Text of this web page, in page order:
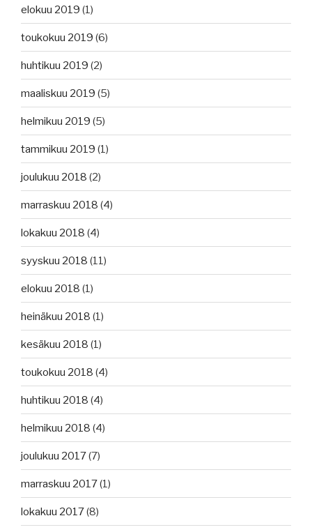
elokuu 2019 (1)
toukokuu 2019 (6)
huhtikuu 2019 (2)
maaliskuu 2019 (5)
helmikuu 2019 (5)
tammikuu 2019 (1)
joulukuu 2018 (2)
marraskuu 2018 (4)
lokakuu 2018 (4)
syyskuu 2018 (11)
elokuu 2018 (1)
heinäkuu 2018 (1)
kesäkuu 2018 (1)
toukokuu 2018 (4)
huhtikuu 2018 (4)
helmikuu 2018 (4)
joulukuu 2017(7)
marraskuu 2017(1)
lokakuu 2017(8)